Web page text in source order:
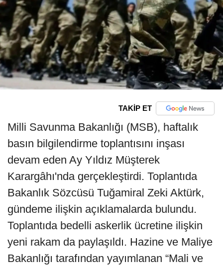
TAKİP ET
Milli Savunma Bakanlığı (MSB), haftalık
basın bilgilendirme toplantısını inşası
devam eden Ay Yıldız Müşterek
Karargâhı'nda gerçekleştirdi. Toplantıda
Bakanlık Sözcüsü Tuğamiral Zeki Aktürk,
gündeme ilişkin açıklamalarda bulundu.
Toplantıda bedelli askerlik ücretine ilişkin
yeni rakam da paylaşıldı. Hazine ve Maliye
Bakanlığı tarafından yayımlanan “Mali ve